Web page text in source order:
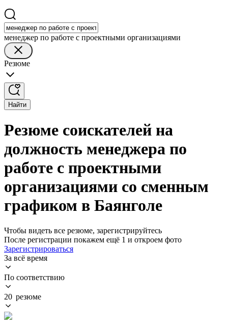
менеджер по работе с проектными организациями
Резюме
Найти
Резюме соискателей на
должность менеджера по
работе с проектными
организациями со сменным
графиком в Баянголе
Чтобы видеть все резюме, зарегистрируйтесь
После регистрации покажем ещё 1 и откроем фото
Зарегистрироваться
За всё время
По соответствию
20 резюме